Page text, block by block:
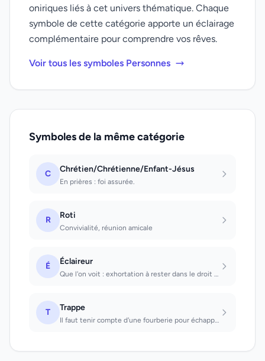
oniriques liés à cet univers thématique. Chaque
symbole de cette catégorie apporte un éclairage
complémentaire pour comprendre vos rêves.
Voir tous les symboles Personnes
Symboles de la même catégorie
C Chrétien/Chrétienne/Enfant-Jésus
En prières : foi assurée.
R Roti
Convivialité, réunion amicale
É Éclaireur
Que l'on voit : exhortation à rester dans le droit chemin.
T Trappe
Il faut tenir compte d'une fourberie pour échapper à un danger.